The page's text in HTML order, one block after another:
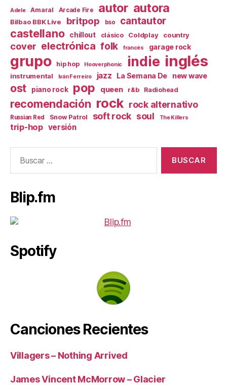
Adele Amaral Arcade Fire autor autora
Bilbao BBK Live britpop bso cantautor
castellano chillout clásico Coldplay country
cover electrónica folk francés garage rock
grupo hip hop Hooverphonic indie inglés
instrumental Iván Ferreiro jazz La Semana De new wave
ost piano rock pop queen r&b Radiohead
recomendación rock rock alternativo
Russian Red Snow Patrol soft rock soul The Killers
trip-hop versión
Blip.fm
Spotify
Canciones Recientes
Villagers – Nothing Arrived
James Vincent McMorrow – Glacier